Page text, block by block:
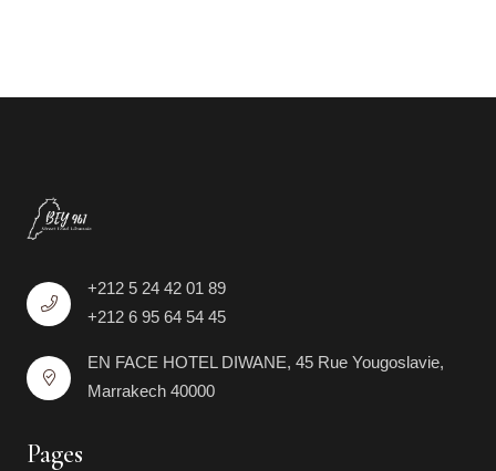
+212 5 24 42 01 89
+212 6 95 64 54 45
EN FACE HOTEL DIWANE, 45 Rue Yougoslavie,
Marrakech 40000
Pages